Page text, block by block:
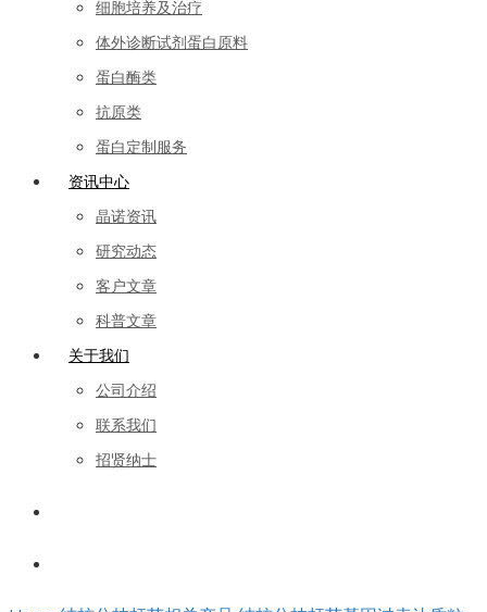
细胞培养及治疗
体外诊断试剂蛋白原料
蛋白酶类
抗原类
蛋白定制服务
资讯中心
晶诺资讯
研究动态
客户文章
科普文章
关于我们
公司介绍
联系我们
招贤纳士